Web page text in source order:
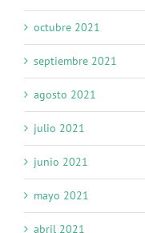
octubre 2021
septiembre 2021
agosto 2021
julio 2021
junio 2021
mayo 2021
abril 2021